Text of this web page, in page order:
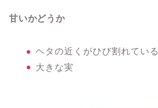
甘いかどうか
ヘタの近くがひび割れている
大きな実